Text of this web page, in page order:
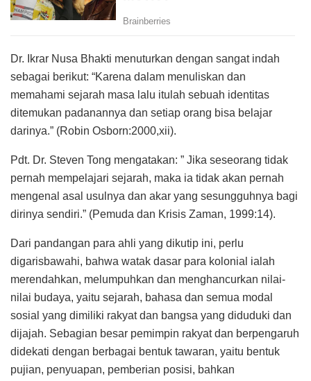
Dr. Ikrar Nusa Bhakti menuturkan dengan sangat indah
sebagai berikut: “Karena dalam menuliskan dan
memahami sejarah masa lalu itulah sebuah identitas
ditemukan padanannya dan setiap orang bisa belajar
darinya.” (Robin Osborn:2000,xii).
Pdt. Dr. Steven Tong mengatakan: ” Jika seseorang tidak
pernah mempelajari sejarah, maka ia tidak akan pernah
mengenal asal usulnya dan akar yang sesungguhnya bagi
dirinya sendiri.” (Pemuda dan Krisis Zaman, 1999:14).
Dari pandangan para ahli yang dikutip ini, perlu
digarisbawahi, bahwa watak dasar para kolonial ialah
merendahkan, melumpuhkan dan menghancurkan nilai-
nilai budaya, yaitu sejarah, bahasa dan semua modal
sosial yang dimiliki rakyat dan bangsa yang diduduki dan
dijajah. Sebagian besar pemimpin rakyat dan berpengaruh
didekati dengan berbagai bentuk tawaran, yaitu bentuk
pujian, penyuapan, pemberian posisi, bahkan